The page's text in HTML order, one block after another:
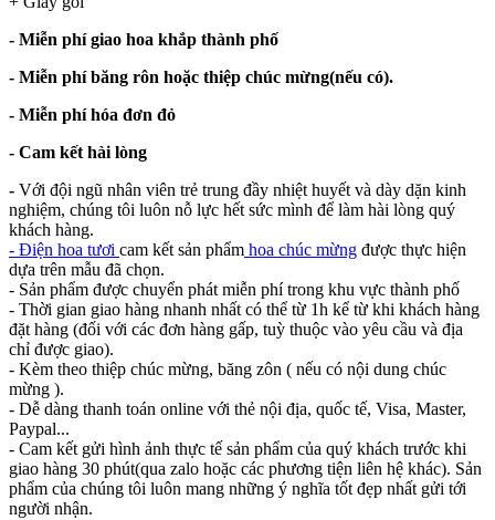
- Miễn phí giao hoa khắp thành phố
- Miễn phí băng rôn hoặc thiệp chúc mừng(nếu có).
- Miễn phí hóa đơn đỏ
- Cam kết hài lòng
- Với đội ngũ nhân viên trẻ trung đầy nhiệt huyết và dày dặn kinh
nghiệm, chúng tôi luôn nỗ lực hết sức mình để làm hài lòng quý
khách hàng.
- Điện hoa tươi cam kết sản phẩm hoa chúc mừng được thực hiện
dựa trên mẫu đã chọn.
- Sản phẩm được chuyển phát miễn phí trong khu vực thành phố
- Thời gian giao hàng nhanh nhất có thể từ 1h kể từ khi khách hàng
đặt hàng (đối với các đơn hàng gấp, tuỳ thuộc vào yêu cầu và địa
chỉ được giao).
- Kèm theo thiệp chúc mừng, băng zôn ( nếu có nội dung chúc
mừng ).
- Dễ dàng thanh toán online với thẻ nội địa, quốc tế, Visa, Master,
Paypal...
- Cam kết gửi hình ảnh thực tế sản phẩm của quý khách trước khi
giao hàng 30 phút(qua zalo hoặc các phương tiện liên hệ khác). Sản
phẩm của chúng tôi luôn mang những ý nghĩa tốt đẹp nhất gửi tới
người nhận.